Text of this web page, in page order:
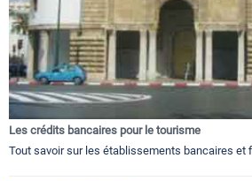
Les crédits bancaires pour le tourisme
Tout savoir sur les établissements bancaires et